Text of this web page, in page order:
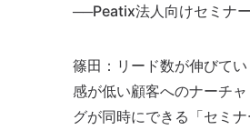
──Peatix法人向けセミナ
篠田： リード数が伸びて
感が低い顧客へのナーチ
グが同時にできる「セミナ